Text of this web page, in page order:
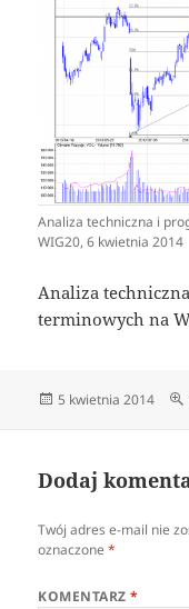
Analiza techniczna i
WIG20, 6 kwietnia 2014
Analiza
terminowych na
Data
5 kwietnia 2014
Dodaj
Twój adres e-mail nie
oznaczone*
KOMENTARZ*